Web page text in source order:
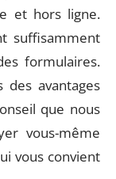
et hors ligne.
suffisamment
formulaires.
des avantages
que nous
vous-même
vous convient